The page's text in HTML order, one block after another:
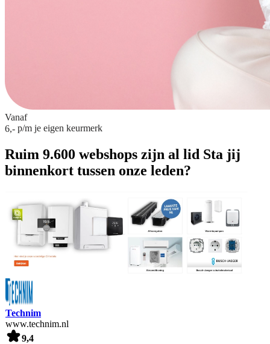
Vanaf
6,- p/m je eigen keurmerk
Ruim 9.600 webshops zijn al lid Sta jij
binnenkort tussen onze leden?
Technim
www.technim.nl
9,4